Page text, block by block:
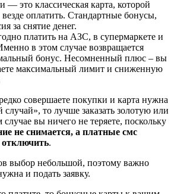
— это классическая карта, которой
оплатить. Стандартные бонусы,
за снятие денег.
платить на АЗС, в супермаркете и
в этом случае возвращается
бонус. Несомненный плюс – вы
максимальный лимит и сниженную
совершаете покупки и карта нужна
то лучше заказать золотую или
вы ничего не теряете, поскольку
не снимается, а платные смс
.
выбор небольшой, поэтому важно
и подать заявку.